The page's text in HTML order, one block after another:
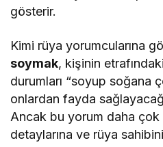
gösterir.
Kimi rüya yorumcularına
soymak, kişinin
durumları “soyup soğana
onlardan fayda
Ancak bu yorum daha çok
detaylarına ve rüya